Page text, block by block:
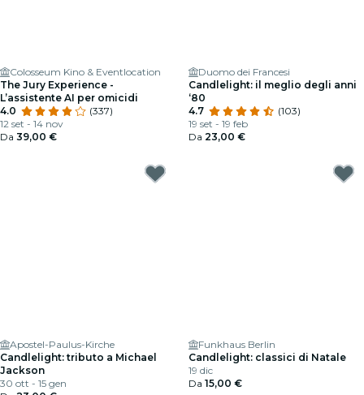
Colosseum Kino & Eventlocation
The Jury Experience -
L’assistente AI per omicidi
4.0
(337)
12 set - 14 nov
Da 39,00 €
Duomo dei Francesi
Candlelight: il meglio degli anni
‘80
4.7
(103)
19 set - 19 feb
Da 23,00 €
Apostel-Paulus-Kirche
Candlelight: tributo a Michael
Jackson
30 ott - 15 gen
Funkhaus Berlin
Candlelight: classici di Natale
19 dic
Da 15,00 €